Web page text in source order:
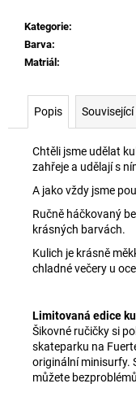
Kategorie:
Barva:
Matriál:
Popis Související
Chtěli jsme udělat
zahřeje a udělají s
A jako vždy jsme
Ručně háčkovaný
krásných barvách.
Kulich je krásně
chladné večery u
Limitovaná edice
Šikovné ručičky si
skateparku na
originální minisurfy.
můžete